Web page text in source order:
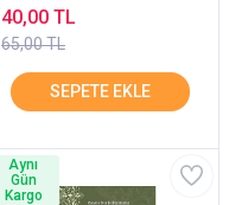
65,00 TL
40,00 TL
Aynı
Gün
Kargo